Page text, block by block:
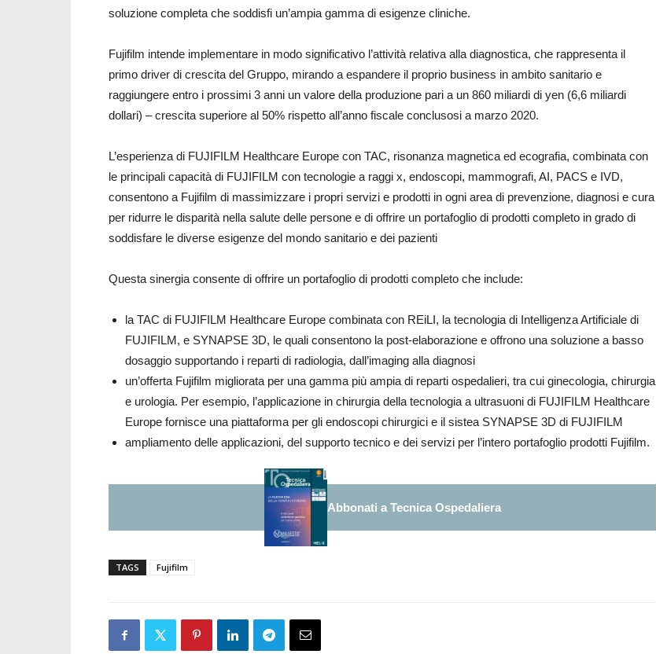
soluzione completa che soddisfi un’ampia gamma di esigenze cliniche.
Fujifilm intende implementare in modo significativo l’attività relativa alla diagnostica, che rappresenta il
primo driver di crescita del Gruppo, mirando a espandere il proprio business in ambito sanitario e
raggiungere entro i prossimi 3 anni un valore della produzione pari a un 860 miliardi di yen (6,6 miliardi
dollari) – crescita superiore al 50% rispetto all’anno fiscale conclusosi a marzo 2020.
L’esperienza di FUJIFILM Healthcare Europe con TAC, risonanza magnetica ed ecografia, combinata con
le principali capacità di FUJIFILM con tecnologie a raggi x, endoscopi, mammografi, AI, PACS e IVD,
consentono a Fujifilm di massimizzare i propri servizi e prodotti in ogni area di prevenzione, diagnosi e cura
per ridurre le disparità nella salute delle persone e di offrire un portafoglio di prodotti completo in grado di
soddisfare le diverse esigenze del mondo sanitario e dei pazienti
Questa sinergia consente di offrire un portafoglio di prodotti completo che include:
la TAC di FUJIFILM Healthcare Europe combinata con REiLI, la tecnologia di Intelligenza Artificiale di
FUJIFILM, e SYNAPSE 3D, le quali consentono la post-elaborazione e offrono una soluzione a basso
dosaggio supportando i reparti di radiologia, dall’imaging alla diagnosi
un’offerta Fujifilm migliorata per una gamma più ampia di reparti ospedalieri, tra cui ginecologia, chirurgia
e urologia. Per esempio, l’applicazione in chirurgia della tecnologia a ultrasuoni di FUJIFILM Healthcare
Europe fornisce una piattaforma per gli endoscopi chirurgici e il sistea SYNAPSE 3D di FUJIFILM
ampliamento delle applicazioni, del supporto tecnico e dei servizi per l’intero portafoglio prodotti Fujifilm.
Abbonati a Tecnica Ospedaliera
TAGS Fujifilm